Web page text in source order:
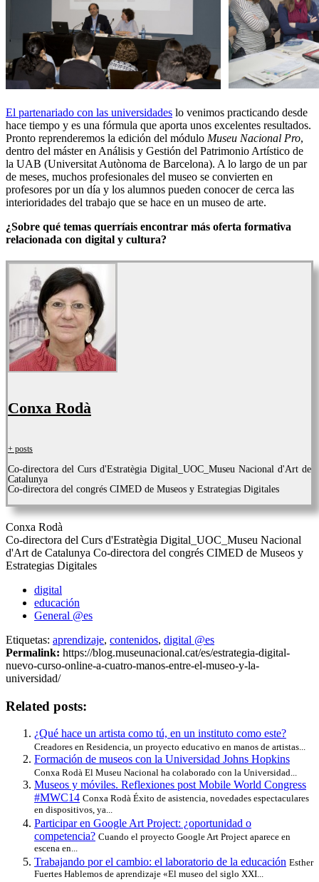
El partenariado con las universidades lo venimos practicando desde
hace tiempo y es una fórmula que aporta unos excelentes resultados.
Pronto reprenderemos la edición del módulo Museu Nacional Pro,
dentro del máster en Análisis y Gestión del Patrimonio Artístico de
la UAB (Universitat Autònoma de Barcelona). A lo largo de un par
de meses, muchos profesionales del museo se convierten en
profesores por un día y los alumnos pueden conocer de cerca las
interioridades del trabajo que se hace en un museo de arte.
¿Sobre qué temas querríais encontrar más oferta formativa
relacionada con digital y cultura?
Conxa Rodà
+ posts
Co-directora del Curs d'Estratègia Digital_UOC_Museu Nacional d'Art de
Catalunya
Co-directora del congrés CIMED de Museos y Estrategias Digitales
Conxa Rodà
Co-directora del Curs d'Estratègia Digital_UOC_Museu Nacional
d'Art de Catalunya Co-directora del congrés CIMED de Museos y
Estrategias Digitales
digital
educación
General @es
Etiquetas: aprendizaje, contenidos, digital @es
Permalink: https://blog.museunacional.cat/es/estrategia-digital-
nuevo-curso-online-a-cuatro-manos-entre-el-museo-y-la-
universidad/
Related posts:
¿Qué hace un artista como tú, en un instituto como este?
Creadores en Residencia, un proyecto educativo en manos de artistas...
Formación de museos con la Universidad Johns Hopkins
Conxa Rodà El Museu Nacional ha colaborado con la Universidad...
Museos y móviles. Reflexiones post Mobile World Congress
#MWC14 Conxa Rodà Éxito de asistencia, novedades espectaculares
en dispositivos, ya...
Participar en Google Art Project: ¿oportunidad o
competencia? Cuando el proyecto Google Art Project aparece en
escena en...
Trabajando por el cambio: el laboratorio de la educación Esther
Fuertes Hablemos de aprendizaje «El museo del siglo XXI...